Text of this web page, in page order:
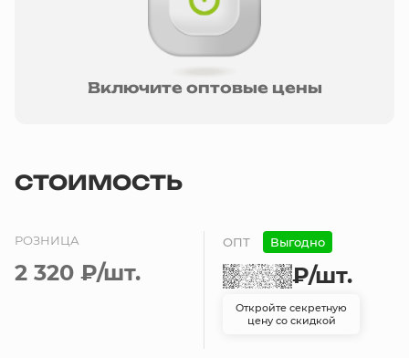
Включите оптовые цены
СТОИМОСТЬ
РОЗНИЦА
2 320 ₽/шт.
ОПТ Выгодно
₽/шт.
Откройте секретную
цену со скидкой